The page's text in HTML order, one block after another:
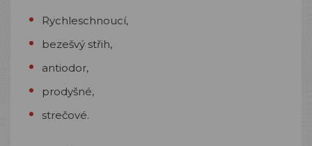
Rychleschnoucí,
bezešvý střih,
antiodor,
prodyšné,
strečové.